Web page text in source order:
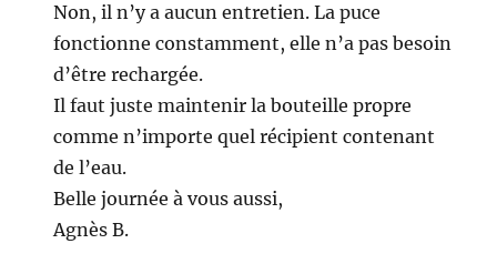
Non, il n’y a aucun entretien. La puce
fonctionne constamment, elle n’a pas besoin
d’être rechargée.
Il faut juste maintenir la bouteille propre
comme n’importe quel récipient contenant
de l’eau.
Belle journée à vous aussi,
Agnès B.